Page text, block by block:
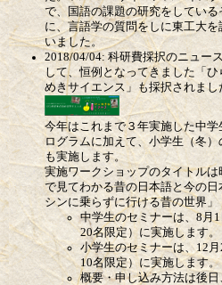
で、国語の課題の研究をしている
に、言語学の質問をしに東工大を
いました。
2018/04/04: 科研費採択のニュー
して、恒例となってきました「
めきサイエンス」も採択されまし
今年はこれまで３年実施した中学
ログラムに加えて、小学生（冬）
も実施します。
実施ワークショップのタイトルは
で見てわかる昔の日本語と今の日
シンに乗らずに行ける昔の世界」
中学生のセミナーは、8月
20名限定）に実施します。
小学生のセミナーは、12
10名限定）に実施します。
概要・申し込み方法は後